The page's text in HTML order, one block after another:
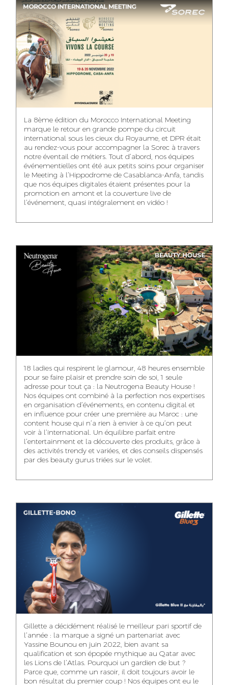
ASMAA MAZZI
ACCOUNT
DIRECTOR
TAHA EL BEIDORI
ART DIRECTOR
FINANCIAL
MANAGER
ACCOUNT
MANAGER
BOUDAR
ART DIRECTOR
FATIMA ZAHRA
DEBBAGH
ACCOUNT
MOHAMED
HARRATIA
DIGITAL MANAGER
NABILA SAMOUN
MEDIA ANALYST
GHITA EL ARABI
EZZAKI SALMA
ACCOUNT
MANAGER
ANASS ELRHAZI
EDITORIAL
MANAGER AND
CONTENT
YAHYA LOULIDI
MEDIA RELATIONS
MANAGER
NIAMA EL YOSSRI
DIGITAL MANAGER
WA-IL ZRYOUIL
PUBLIC RELATIONS
CONSULTANT
NOUREDDINE
SAMADI
ART DIRECTOR
MOHAMED
LEHMOUM
ART DIRECTOR
MEHDI ZERRAD
MANAGER
CHAIMAA
DIGITAL MANAGER
IDMOUSSA SAFAA
PUBLIC RELATIONS
CONSULTANT
NOUHAILA DIKER
IMANE LACHGUER
EXECUTIVE
DOUNIA SADOUK
ACCOUNTANT
OUSSAMA
BENHAMOU
GRAPHIC
DESIGNER
La 8ème édition du Morocco International Meeting
marque le retour en grande pompe du circuit
international sous les cieux du Royaume, et DPR était
au rendez-vous pour accompagner la Sorec à travers
notre éventail de métiers. Tout d’abord, nos équipes
événementielles ont été aux petits soins pour organiser
le Meeting à l’Hippodrome de Casablanca-Anfa, tandis
que nos équipes digitales étaient présentes pour la
promotion en amont et la couverture live de
l’événement, quasi intégralement en vidéo !
18 ladies qui respirent le glamour, 48 heures ensemble
pour se faire plaisir et prendre soin de soi, 1 seule
adresse pour tout ça : la Neutrogena Beauty House !
Nos équipes ont combiné à la perfection nos expertises
en organisation d’événements, en contenu digital et
en influence pour créer une première au Maroc : une
content house qui n’a rien à envier à ce qu’on peut
voir à l’international. Un équilibre parfait entre
l’entertainment et la découverte des produits, grâce à
des activités trendy et variées, et des conseils dispensés
par des beauty gurus triées sur le volet.
Gillette a décidément réalisé le meilleur pari sportif de
l’année : la marque a signé un partenariat avec
Yassine Bounou en juin 2022, bien avant sa
qualification et son épopée mythique au Qatar avec
les Lions de l’Atlas. Pourquoi un gardien de but ?
Parce que, comme un rasoir, il doit toujours avoir le
bon résultat du premier coup ! Nos équipes ont eu le